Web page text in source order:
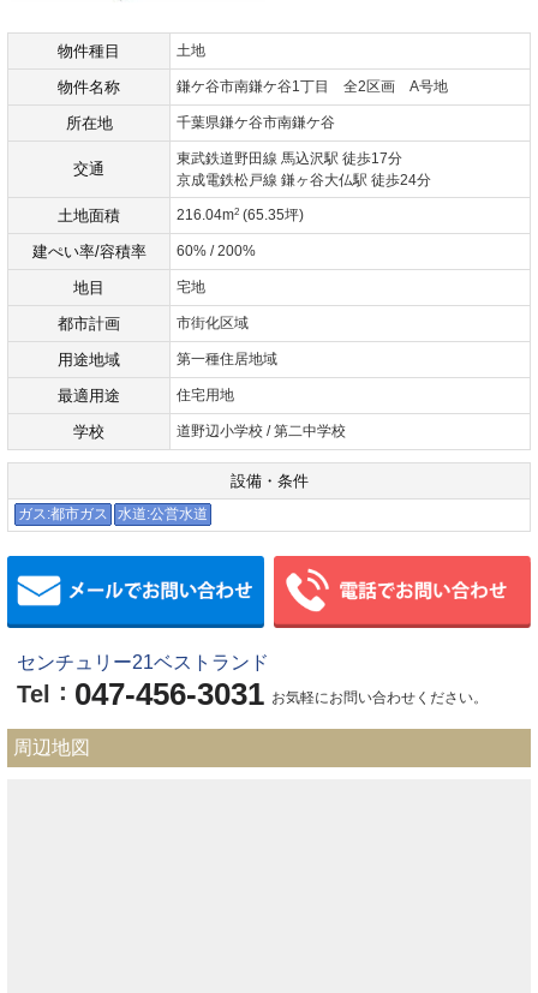
物件種目 土地
物件名称 鎌ケ谷市南鎌ケ谷1丁目 全2区画 A号地
所在地 千葉県鎌ケ谷市南鎌ケ谷
交通
東武鉄道野田線 馬込沢駅 徒歩17分
京成電鉄松戸線 鎌ヶ谷大仏駅 徒歩24分
土地面積 216.04m2 (65.35坪)
建ぺい率/容積率 60% / 200%
地目 宅地
都市計画 市街化区域
用途地域 第一種住居地域
最適用途 住宅用地
学校 道野辺小学校 / 第二中学校
設備・条件
ガス:都市ガス 水道:公営水道
メールでお問い合わせ
センチュリー21ベストランド
Tel ： 047-456-3031 お気軽にお問い合わせください。
周辺地図